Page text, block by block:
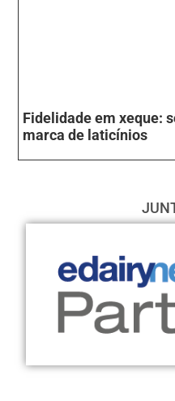
Fidelidade em xeque:
marca de laticínios